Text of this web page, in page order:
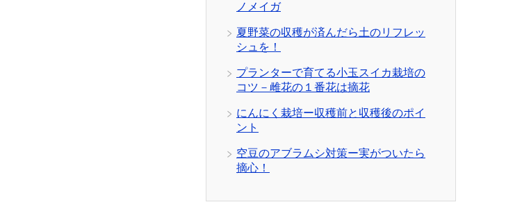
ノメイガ
夏野菜の収穫が済んだら土のリフレッ
シュを！
プランターで育てる小玉スイカ栽培の
コツ－雌花の１番花は摘花
にんにく栽培ー収穫前と収穫後のポイ
ント
空豆のアブラムシ対策ー実がついたら
摘心！